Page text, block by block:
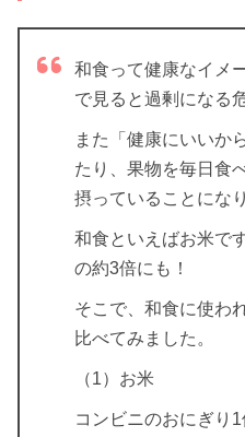
和食って健康なイメ
で見ると過剰になる
また「健康にいいか
たり、果物を毎日食
摂っていることにな
和食といえばお米で
の約3倍にも！
そこで、和食に使わ
比べてみました。
（1）お米
コンビニのおにぎり